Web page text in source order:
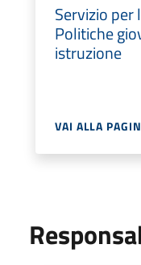
Servizio per
Politiche
istruzione
VAI ALLA